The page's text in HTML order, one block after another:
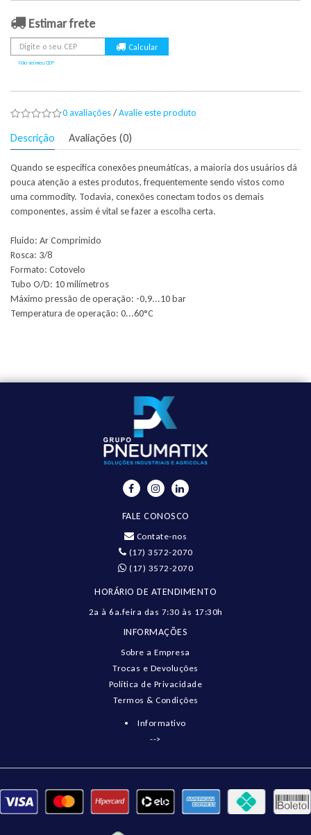
Estimar frete
Não sei meu CEP
0 avaliações/Avalie este produto
Descrição Avaliações (0)
Quando se especifica conexões pneumáticas, a maioria dos usuários dá
pouca atenção a estes produtos, frequentemente sendo vistos como
uma commodity. Todavia, conexões conectam todos os demais
componentes, assim é vital se fazer a escolha certa.
Fluido: Ar Comprimido
Rosca: 3/8
Formato: Cotovelo
Tubo O/D: 10 milímetros
Máximo pressão de operação: -0,9...10 bar
Temperatura de operação: 0...60°C
FALE CONOSCO
Contate-nos
(17) 3572-2070
(17) 3572-2070
HORÁRIO DE ATENDIMENTO
2a à 6a.feira das 7:30 às 17:30h
INFORMAÇÕES
Sobre a Empresa
Trocas e Devoluções
Política de Privacidade
Termos & Condições
Informativo
-->